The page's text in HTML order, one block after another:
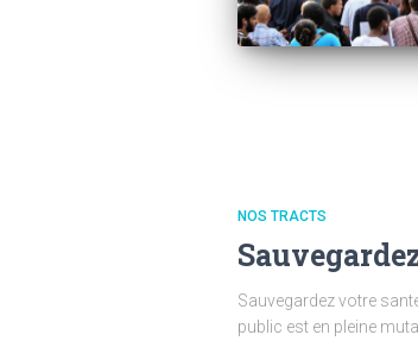
NOS TRACTS
Sauvegardez votre
public est en pleine